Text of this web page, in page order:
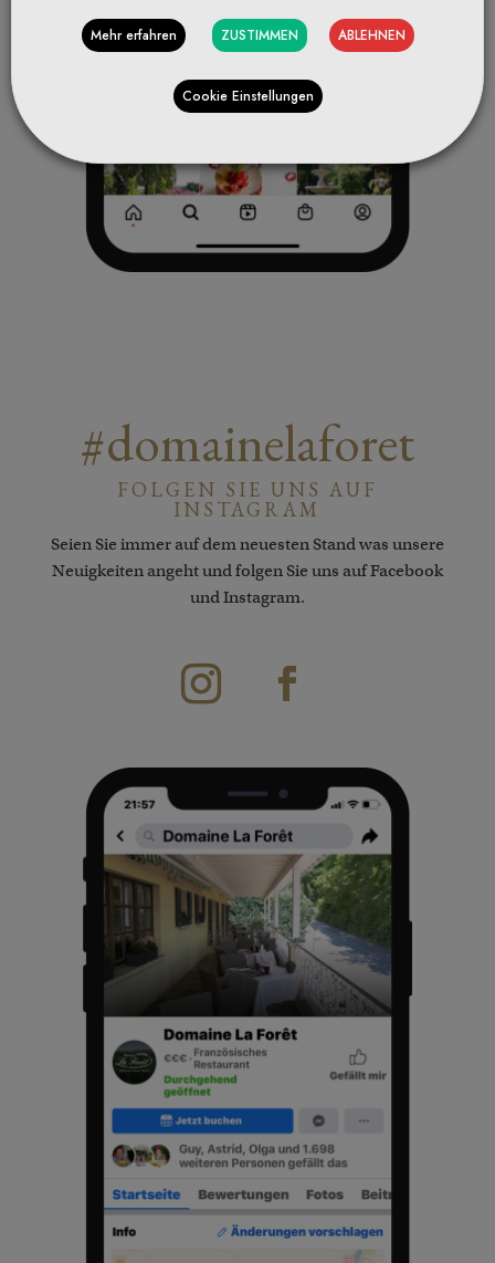
#domainelaforet
FOLGEN SIE UNS AUF
INSTAGRAM
Seien Sie immer auf dem neuesten Stand was unsere
Neuigkeiten angeht und folgen Sie uns auf Facebook
und Instagram.
Mehr erfahren ZUSTIMMEN ABLEHNEN
Cookie Einstellungen